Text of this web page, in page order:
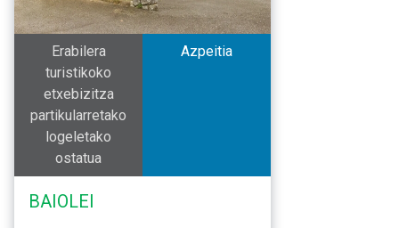
Erabilera
turistikoko
etxebizitza
partikularretako
logeletako
ostatua
Azpeitia
BAIOLEI